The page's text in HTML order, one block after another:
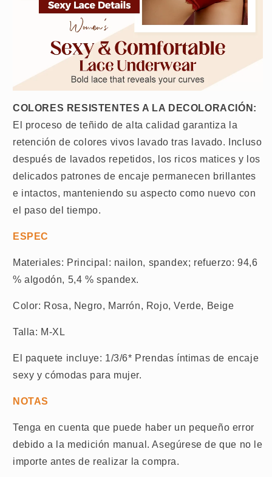
COLORES RESISTENTES A LA DECOLORACIÓN:
El proceso de teñido de alta calidad garantiza la
retención de colores vivos lavado tras lavado. Incluso
después de lavados repetidos, los ricos matices y los
delicados patrones de encaje permanecen brillantes
e intactos, manteniendo su aspecto como nuevo con
el paso del tiempo.
ESPEC
Materiales: Principal: nailon, spandex; refuerzo: 94,6
% algodón, 5,4 % spandex.
Color: Rosa, Negro, Marrón, Rojo, Verde, Beige
Talla: M-XL
El paquete incluye: 1/3/6* Prendas íntimas de encaje
sexy y cómodas para mujer.
NOTAS
Tenga en cuenta que puede haber un pequeño error
debido a la medición manual. Asegúrese de que no le
importe antes de realizar la compra.